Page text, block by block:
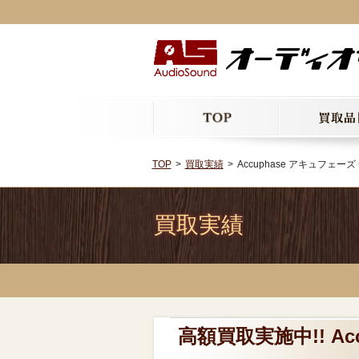
TOP 買取実績 Accuphase アキュフェー
買取実績
高額買取実施中!!